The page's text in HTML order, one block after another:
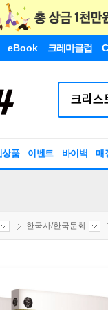
eBook 크레마클럽
상품 이벤트 바이백 매
한국사/한국문화